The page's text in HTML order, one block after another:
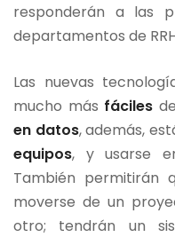
responderán a las
departamentos de
Las nuevas
mucho más fáciles
en datos, además,
equipos, y usarse
También permitirán
moverse de un
otro; tendrán un